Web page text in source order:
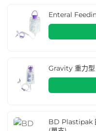
Enteral
Gravity 重力
BD Plastipak